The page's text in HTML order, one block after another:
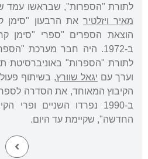
לתורת "הספרות", שבראשו עמד
מאיר ויזלטיר
הוצאת הספרים "ספרי "סימן
ב-1972. היה חבר מערכת
לתורת "הספרות" באוניברסיטת
וערך עם יגאל שוורץ, בשיתוף
ב-1990 נפרדו השניים
החדשה", שקיימת עד היום.